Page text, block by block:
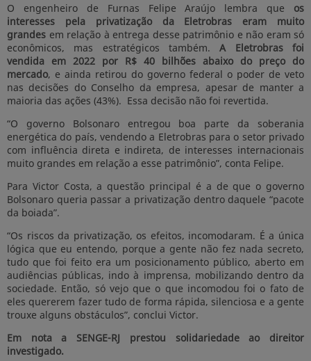
O engenheiro de Furnas Felipe Araújo lembra que os
interesses pela privatização da Eletrobras eram muito
grandes em relação à entrega desse patrimônio e não eram só
econômicos, mas estratégicos também.A Eletrobras foi
vendida em 2022 por R$ 40 bilhões abaixo do preço do
mercado, e ainda retirou do governo federal o poder de veto
nas decisões do Conselho da empresa, apesar de manter a
maioria das ações (43%). Essa decisão não foi revertida.
“O governo Bolsonaro entregou boa parte da soberania
energética do país, vendendo a Eletrobras para o setor privado
com influência direta e indireta, de interesses internacionais
muito grandes em relação a esse patrimônio”, conta Felipe.
Para Victor Costa, a questão principal é a de que o governo
Bolsonaro queria passar a privatização dentro daquele “pacote
da boiada”.
“Os riscos da privatização, os efeitos, incomodaram. É a única
lógica que eu entendo, porque a gente não fez nada secreto,
tudo que foi feito era um posicionamento público, aberto em
audiências públicas, indo à imprensa, mobilizando dentro da
sociedade. Então, só vejo que o que incomodou foi o fato de
eles quererem fazer tudo de forma rápida, silenciosa e a gente
trouxe alguns obstáculos”, conclui Victor.
Em nota a SENGE-RJ prestou solidariedade ao direitor
investigado.